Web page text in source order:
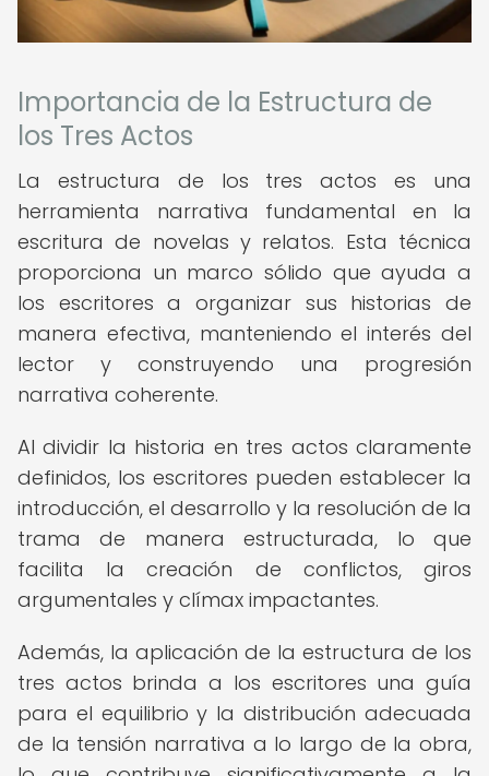
Importancia de la Estructura de
los Tres Actos
La estructura de los tres actos es una
herramienta narrativa fundamental en la
escritura de novelas y relatos. Esta técnica
proporciona un marco sólido que ayuda a
los escritores a organizar sus historias de
manera efectiva, manteniendo el interés del
lector y construyendo una progresión
narrativa coherente.
Al dividir la historia en tres actos claramente
definidos, los escritores pueden establecer la
introducción, el desarrollo y la resolución de la
trama de manera estructurada, lo que
facilita la creación de conflictos, giros
argumentales y clímax impactantes.
Además, la aplicación de la estructura de los
tres actos brinda a los escritores una guía
para el equilibrio y la distribución adecuada
de la tensión narrativa a lo largo de la obra,